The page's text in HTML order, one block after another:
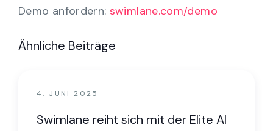
Demo anfordern: swimlane.com/demo
Ähnliche Beiträge
4. JUNI 2025
Swimlane reiht sich mit der Elite AI